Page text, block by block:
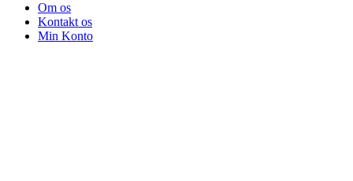
Om os
Kontakt os
Min Konto